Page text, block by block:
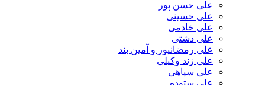
علی حسن پور
علی حسینی
علی خادمی
علی دشتی
علی رمضانپور و آمین بند
علی زند وکیلی
علی سپاهی